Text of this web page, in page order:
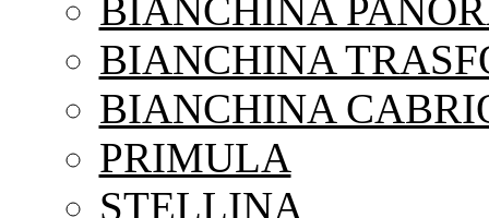
BIANCHINA
BIANCHINA
BIANCHINA
PRIMULA
STELLINA